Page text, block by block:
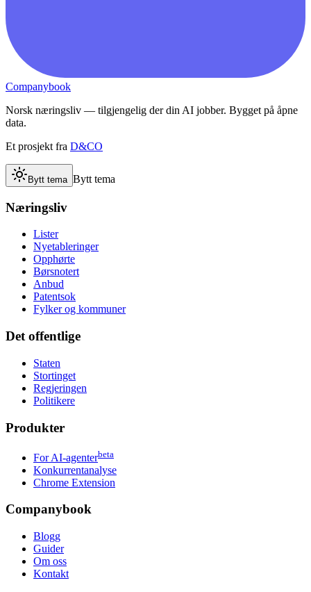
Companybook
Norsk næringsliv — tilgjengelig der din AI jobber. Bygget på åpne
data.
Et prosjekt fra D&CO
Bytt tema Bytt tema
Næringsliv
Lister
Nyetableringer
Opphørte
Børsnotert
Anbud
Patentsok
Fylker og kommuner
Det offentlige
Staten
Stortinget
Regjeringen
Politikere
Produkter
For AI-agenterbeta
Konkurrentanalyse
Chrome Extension
Companybook
Blogg
Guider
Om oss
Kontakt